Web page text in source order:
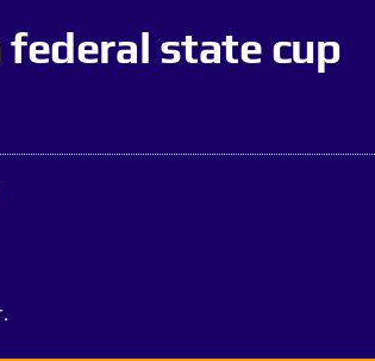
federal state cup